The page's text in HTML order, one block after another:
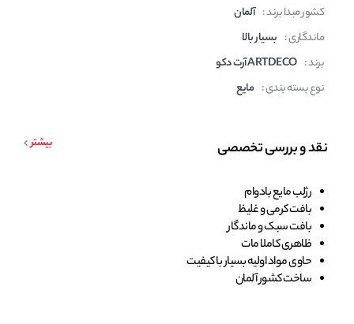
کشور مبدا برند : آلمان
ماندگاری : بسیار بالا
برند : ARTDECO آرت دکو
نوع بسته بندی : مایع
نقد و بررسی تخصصی بیشتر
رژلب مایع بادوام
بافت کرمی و غلیظ
بافت سبک و ماندگار
ظاهری کاملا مات
حاوی مواد اولیه بسیار با کیفیت
ساخت کشور آلمان